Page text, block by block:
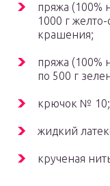
пряжа (100%
1000 г
крашения;
пряжа (100%
по 500 г
крючок № 10;
жидкий
крученая